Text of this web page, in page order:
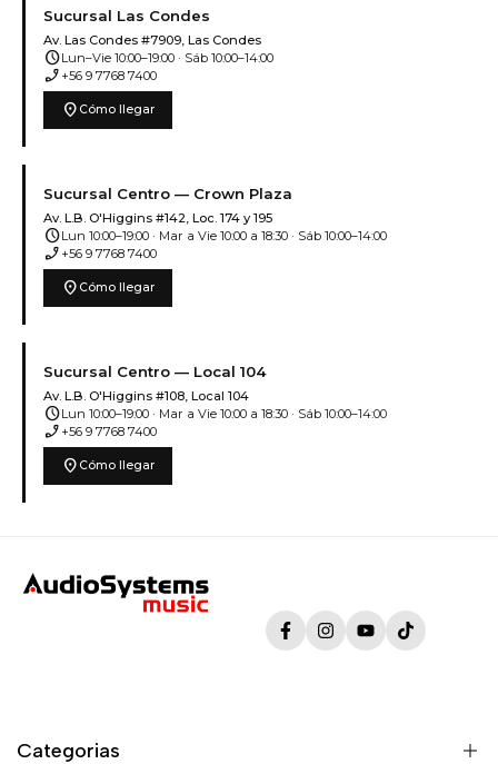
Sucursal Las Condes
Av. Las Condes #7909, Las Condes
scheduleLun–Vie 10:00–19:00 · Sáb 10:00–14:00
phone_enabled +56 9 7768 7400
location_on Cómo llegar
Sucursal Centro — Crown Plaza
Av. L.B. O'Higgins #142, Loc. 174 y 195
scheduleLun 10:00–19:00 · Mar a Vie 10:00 a 18:30 · Sáb 10:00–14:00
phone_enabled +56 9 7768 7400
location_on Cómo llegar
Sucursal Centro — Local 104
Av. L.B. O'Higgins #108, Local 104
scheduleLun 10:00–19:00 · Mar a Vie 10:00 a 18:30 · Sáb 10:00–14:00
phone_enabled +56 9 7768 7400
location_on Cómo llegar
FacebookInstagramYouTubeTikTok
Categorias